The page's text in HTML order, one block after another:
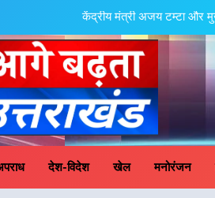
केंद्रीय मंत्री अजय टम्टा और
बोर्ड बैठक में 25 विकास प्रस्तावों को मिली
मुख्यमंत्री धामी के प्रयासों से बनबसा रेलवे
धामी के कुशल नेतृत्व में कांवड़ यात्रा में
बोर्ड बैठक में 25 विकास प्रस्तावों को
देश-विदेश खेल मनोरंजन